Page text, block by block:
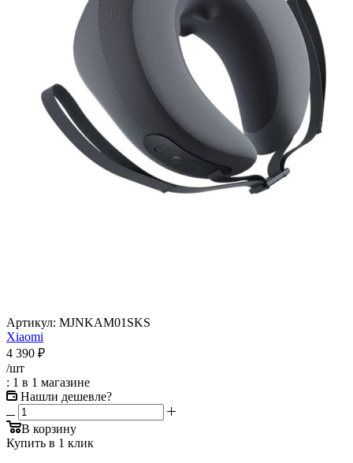
Артикул: MJNKAM01SKS
Xiaomi
4 390 ₽
/шт
: 1 в 1 магазине
Нашли дешевле?
В корзину
Купить в 1 клик